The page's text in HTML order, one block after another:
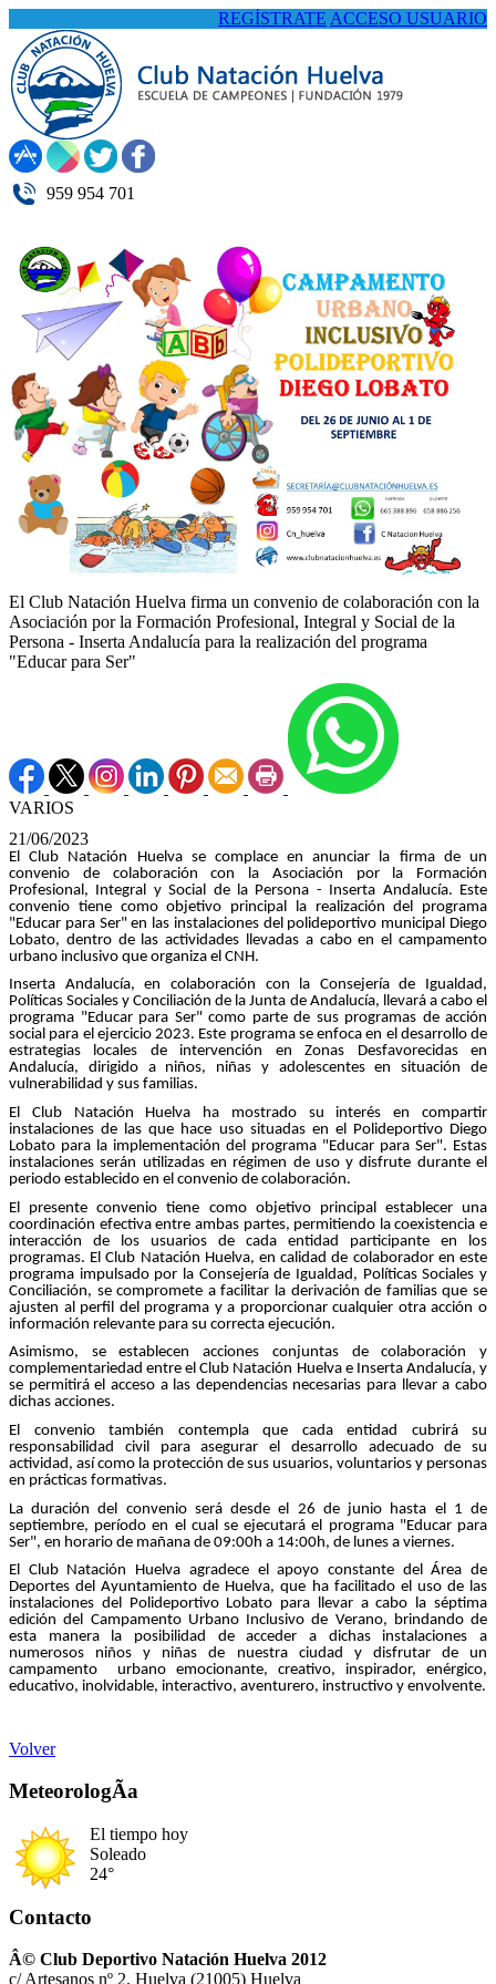
REGÍSTRATE ACCESO USUARIO
959 954 701
El Club Natación Huelva firma un convenio de colaboración con la
Asociación por la Formación Profesional, Integral y Social de la
Persona - Inserta Andalucía para la realización del programa
"Educar para Ser"
VARIOS
21/06/2023
El Club Natación Huelva se complace en anunciar la firma de un
convenio de colaboración con la Asociación por la Formación
Profesional, Integral y Social de la Persona - Inserta Andalucía. Este
convenio tiene como objetivo principal la realización del programa
"Educar para Ser" en las instalaciones del polideportivo municipal Diego
Lobato, dentro de las actividades llevadas a cabo en el campamento
urbano inclusivo que organiza el CNH.
Inserta Andalucía, en colaboración con la Consejería de Igualdad,
Políticas Sociales y Conciliación de la Junta de Andalucía, llevará a cabo el
programa "Educar para Ser" como parte de sus programas de acción
social para el ejercicio 2023. Este programa se enfoca en el desarrollo de
estrategias locales de intervención en Zonas Desfavorecidas en
Andalucía, dirigido a niños, niñas y adolescentes en situación de
vulnerabilidad y sus familias.
El Club Natación Huelva ha mostrado su interés en compartir
instalaciones de las que hace uso situadas en el Polideportivo Diego
Lobato para la implementación del programa "Educar para Ser". Estas
instalaciones serán utilizadas en régimen de uso y disfrute durante el
periodo establecido en el convenio de colaboración.
El presente convenio tiene como objetivo principal establecer una
coordinación efectiva entre ambas partes, permitiendo la coexistencia e
interacción de los usuarios de cada entidad participante en los
programas. El Club Natación Huelva, en calidad de colaborador en este
programa impulsado por la Consejería de Igualdad, Políticas Sociales y
Conciliación, se compromete a facilitar la derivación de familias que se
ajusten al perfil del programa y a proporcionar cualquier otra acción o
información relevante para su correcta ejecución.
Asimismo, se establecen acciones conjuntas de colaboración y
complementariedad entre el Club Natación Huelva e Inserta Andalucía, y
se permitirá el acceso a las dependencias necesarias para llevar a cabo
dichas acciones.
El convenio también contempla que cada entidad cubrirá su
responsabilidad civil para asegurar el desarrollo adecuado de su
actividad, así como la protección de sus usuarios, voluntarios y personas
en prácticas formativas.
La duración del convenio será desde el 26 de junio hasta el 1 de
septiembre, período en el cual se ejecutará el programa "Educar para
Ser", en horario de mañana de 09:00h a 14:00h, de lunes a viernes.
El Club Natación Huelva agradece el apoyo constante del Área de
Deportes del Ayuntamiento de Huelva, que ha facilitado el uso de las
instalaciones del Polideportivo Lobato para llevar a cabo la séptima
edición del Campamento Urbano Inclusivo de Verano, brindando de
esta manera la posibilidad de acceder a dichas instalaciones a
numerosos niños y niñas de nuestra ciudad y disfrutar de un
campamento urbano emocionante, creativo, inspirador, enérgico,
educativo, inolvidable, interactivo, aventurero, instructivo y envolvente.
Volver
MeteorologÃ­a
El tiempo hoy
Soleado
24°
Contacto
Â© Club Deportivo Natación Huelva 2012
c/ Artesanos nº 2. Huelva (21005) Huelva